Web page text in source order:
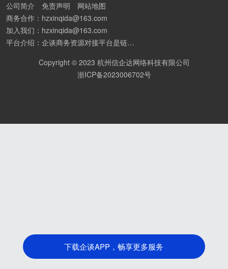
下载企谈APP，畅享更多服务
公司简介 免责声明
网站地图
商务合作：hzxinqida@163.com
加入我们：hzxinqida@163.com
平台介绍：企谈商务资源对接平台是链接资源人脉与客户的平台,也是地推app接任务平台、地推拉新团队接单平台。平台汇聚100W+商务资源，地推拉新、APP推广、BD异业合作等业务可免费发布。同时全国的地推团队和个人都可在地推接单平台找到赚钱项目和分享交流地推问题。
Copyright © 2023 杭州信企达网络科技有限公司
浙ICP备2023006702号